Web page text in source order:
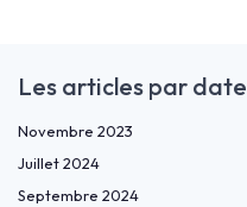
Les articles par date
Novembre 2023
Juillet 2024
Septembre 2024